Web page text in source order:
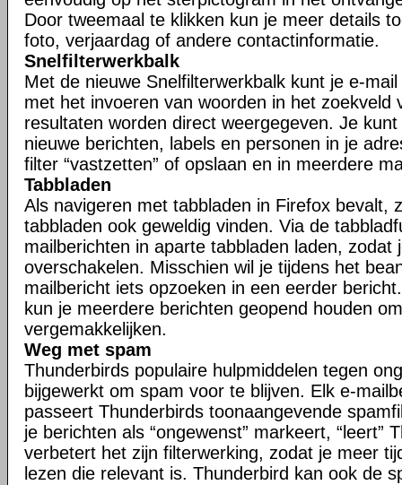
Door tweemaal te klikken kun je meer details
foto, verjaardag of andere contactinformatie.
Snelfilterwerkbalk
Met de nieuwe Snelfilterwerkbalk kunt je e-
met het invoeren van woorden in het zoekveld
resultaten worden direct weergegeven. Je
nieuwe berichten, labels en personen in je
filter “vastzetten” of opslaan en in meerdere
Tabbladen
Als navigeren met tabbladen in Firefox bevalt,
tabbladen ook geweldig vinden. Via de
mailberichten in aparte tabbladen laden, zodat
overschakelen. Misschien wil je tijdens het
mailbericht iets opzoeken in een eerder
kun je meerdere berichten geopend houden
vergemakkelijken.
Weg met spam
Thunderbirds populaire hulpmiddelen tegen
bijgewerkt om spam voor te blijven. Elk e-
passeert Thunderbirds toonaangevende
je berichten als “ongewenst” markeert, “leert”
verbetert het zijn filterwerking, zodat je meer
lezen die relevant is. Thunderbird kan ook de